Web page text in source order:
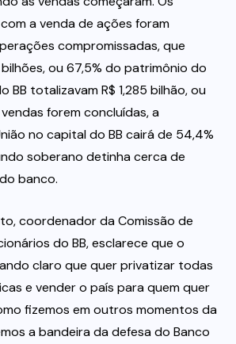
a venda de ações foram
compromissadas, que
ou 67,5% do patrimônio do
BB totalizavam R$ 1,285 bilhão, ou
vendas forem concluídas, a
no capital do BB cairá de 54,4%
soberano detinha cerca de
banco.
coordenador da Comissão de
do BB, esclarece que o
claro que quer privatizar todas
e vender o país para quem quer
fizemos em outros momentos da
a bandeira da defesa do Banco